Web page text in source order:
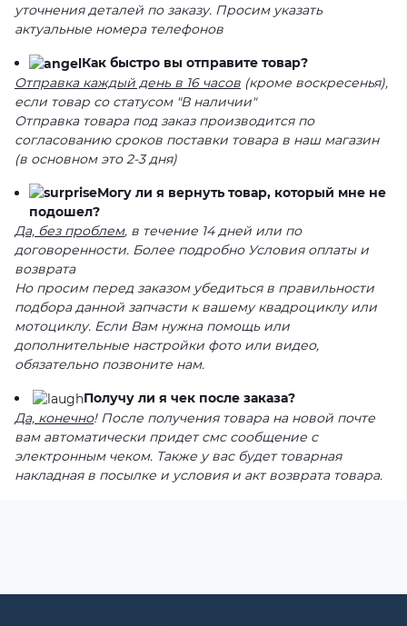
уточнения деталей по заказу. Просим указать
актуальные номера телефонов
Как быстро вы отправите товар?
Отправка каждый день в 16 часов (кроме воскресенья),
если товар со статусом "В наличии"
Отправка товара под заказ производится по
согласованию сроков поставки товара в наш магазин
(в основном это 2-3 дня)
Могу ли я вернуть товар, который мне не
подошел?
Да, без проблем, в течение 14 дней или по
договоренности. Более подробно Условия оплаты и
возврата
Но просим перед заказом убедиться в правильности
подбора данной запчасти к вашему квадроциклу или
мотоциклу. Если Вам нужна помощь или
дополнительные настройки фото или видео,
обязательно позвоните нам.
Получу ли я чек после заказа?
Да, конечно! После получения товара на новой почте
вам автоматически придет смс сообщение с
электронным чеком. Также у вас будет товарная
накладная в посылке и условия и акт возврата товара.